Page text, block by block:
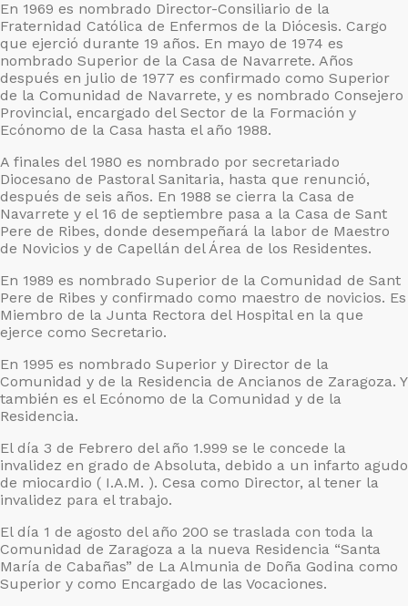
En 1969 es nombrado Director-Consiliario de la
Fraternidad Católica de Enfermos de la Diócesis. Cargo
que ejerció durante 19 años. En mayo de 1974 es
nombrado Superior de la Casa de Navarrete. Años
después en julio de 1977 es confirmado como Superior
de la Comunidad de Navarrete, y es nombrado Consejero
Provincial, encargado del Sector de la Formación y
Ecónomo de la Casa hasta el año 1988.
A finales del 1980 es nombrado por secretariado
Diocesano de Pastoral Sanitaria, hasta que renunció,
después de seis años. En 1988 se cierra la Casa de
Navarrete y el 16 de septiembre pasa a la Casa de Sant
Pere de Ribes, donde desempeñará la labor de Maestro
de Novicios y de Capellán del Área de los Residentes.
En 1989 es nombrado Superior de la Comunidad de Sant
Pere de Ribes y confirmado como maestro de novicios. Es
Miembro de la Junta Rectora del Hospital en la que
ejerce como Secretario.
En 1995 es nombrado Superior y Director de la
Comunidad y de la Residencia de Ancianos de Zaragoza. Y
también es el Ecónomo de la Comunidad y de la
Residencia.
El día 3 de Febrero del año 1.999 se le concede la
invalidez en grado de Absoluta, debido a un infarto agudo
de miocardio ( I.A.M. ). Cesa como Director, al tener la
invalidez para el trabajo.
El día 1 de agosto del año 200 se traslada con toda la
Comunidad de Zaragoza a la nueva Residencia “Santa
María de Cabañas” de La Almunia de Doña Godina como
Superior y como Encargado de las Vocaciones.